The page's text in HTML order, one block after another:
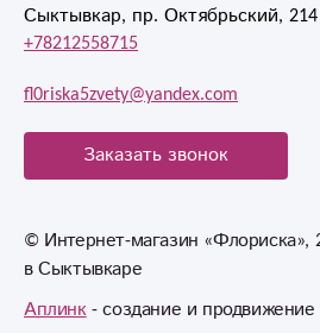
Сыктывкар, пр. Октябрьский, 214
+78212558715
fl0riska5zvety@yandex.com
Заказать звонок
© Интернет-магазин «Флориска»,
в Сыктывкаре
Аплинк- создание и продвижение